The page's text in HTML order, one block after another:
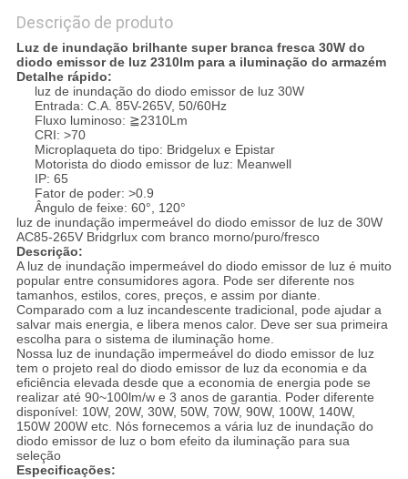
Descrição de produto
Luz de inundação brilhante super branca fresca 30W do
diodo emissor de luz 2310lm para a iluminação do armazém
Detalhe rápido:
luz de inundação do diodo emissor de luz 30W
Entrada: C.A. 85V-265V, 50/60Hz
Fluxo luminoso: ≧2310Lm
CRI: >70
Microplaqueta do tipo: Bridgelux e Epistar
Motorista do diodo emissor de luz: Meanwell
IP: 65
Fator de poder: >0.9
Ângulo de feixe: 60°, 120°
luz de inundação impermeável do diodo emissor de luz de 30W
AC85-265V Bridgrlux com branco morno/puro/fresco
Descrição:
A luz de inundação impermeável do diodo emissor de luz é muito
popular entre consumidores agora. Pode ser diferente nos
tamanhos, estilos, cores, preços, e assim por diante.
Comparado com a luz incandescente tradicional, pode ajudar a
salvar mais energia, e libera menos calor. Deve ser sua primeira
escolha para o sistema de iluminação home.
Nossa luz de inundação impermeável do diodo emissor de luz
tem o projeto real do diodo emissor de luz da economia e da
eficiência elevada desde que a economia de energia pode se
realizar até 90~100lm/w e 3 anos de garantia. Poder diferente
disponível: 10W, 20W, 30W, 50W, 70W, 90W, 100W, 140W,
150W 200W etc. Nós fornecemos a vária luz de inundação do
diodo emissor de luz o bom efeito da iluminação para sua
seleção
Especificações: